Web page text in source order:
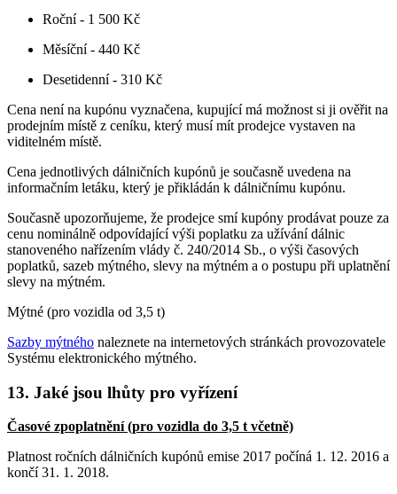
Roční - 1 500 Kč
Měsíční - 440 Kč
Desetidenní - 310 Kč
Cena není na kupónu vyznačena, kupující má možnost si ji ověřit na
prodejním místě z ceníku, který musí mít prodejce vystaven na
viditelném místě.
Cena jednotlivých dálničních kupónů je současně uvedena na
informačním letáku, který je přikládán k dálničnímu kupónu.
Současně upozorňujeme, že prodejce smí kupóny prodávat pouze za
cenu nominálně odpovídající výši poplatku za užívání dálnic
stanoveného nařízením vlády č. 240/2014 Sb., o výši časových
poplatků, sazeb mýtného, slevy na mýtném a o postupu při uplatnění
slevy na mýtném.
Mýtné (pro vozidla od 3,5 t)
Sazby mýtného naleznete na internetových stránkách provozovatele
Systému elektronického mýtného.
13. Jaké jsou lhůty pro vyřízení
Časové zpoplatnění (pro vozidla do 3,5 t včetně)
Platnost ročních dálničních kupónů emise 2017 počíná 1. 12. 2016 a
končí 31. 1. 2018.